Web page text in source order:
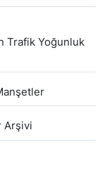
Trafik Yoğunluk
Arşivi